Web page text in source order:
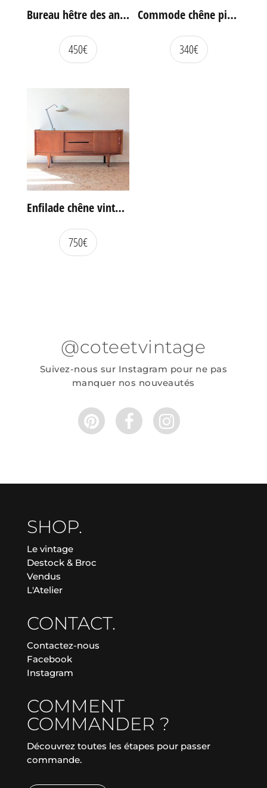
Bureau hêtre des années 60
450€
Commode chêne pieds compas vintage
340€
Enfilade chêne vintage portes coulissantes
750€
@coteetvintage
Suivez-nous sur Instagram pour ne pas
manquer nos nouveautés
SHOP.
Le vintage
Destock & Broc
Vendus
L'Atelier
CONTACT.
Contactez-nous
Facebook
Instagram
COMMENT
COMMANDER ?
Découvrez toutes les étapes pour passer
commande.